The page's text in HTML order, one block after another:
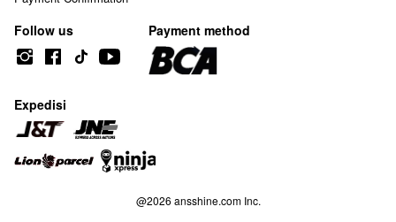
Follow us Payment method
Expedisi
@2026 ansshine.com Inc.